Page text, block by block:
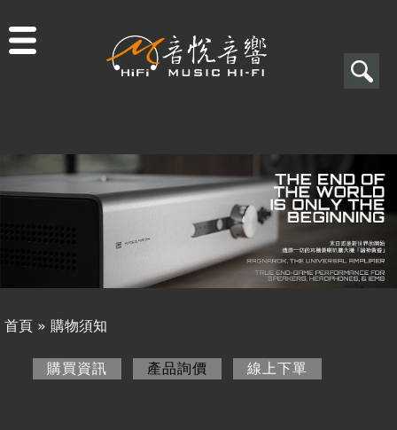
搜
表
單
搜
尋
商品一覽
二手專區
視聽專欄
購物須知
購買資訊
您
首頁 » 購物須知
購買資訊 產品詢價 (作用中頁籤)
線上下單